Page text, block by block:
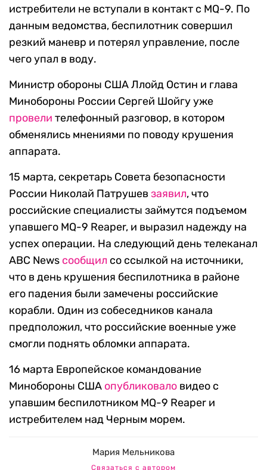
истребители не вступали в контакт с MQ-9. По
данным ведомства, беспилотник совершил
резкий маневр и потерял управление, после
чего упал в воду.
Министр обороны США Ллойд Остин и глава
Минобороны России Сергей Шойгу уже
провели телефонный разговор, в котором
обменялись мнениями по поводу крушения
аппарата.
15 марта, секретарь Совета безопасности
России Николай Патрушев заявил, что
российские специалисты займутся подъемом
упавшего MQ-9 Reaper, и выразил надежду на
успех операции. На следующий день телеканал
ABC News сообщил со ссылкой на источники,
что в день крушения беспилотника в районе
его падения были замечены российские
корабли. Один из собеседников канала
предположил, что российские военные уже
смогли поднять обломки аппарата.
16 марта Европейское командование
Минобороны США опубликовало видео с
упавшим беспилотником MQ-9 Reaper и
истребителем над Черным морем.
Мария Мельникова
Связаться с автором